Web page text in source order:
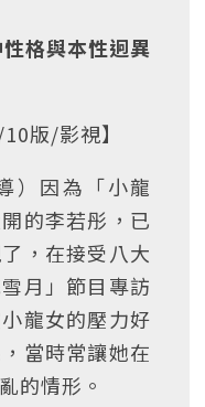
格與本性迥異
版/影視】
）因為「小龍
的李若彤，已
，在接受八大
月」節目專訪
龍女的壓力好
當時常讓她在
的情形。